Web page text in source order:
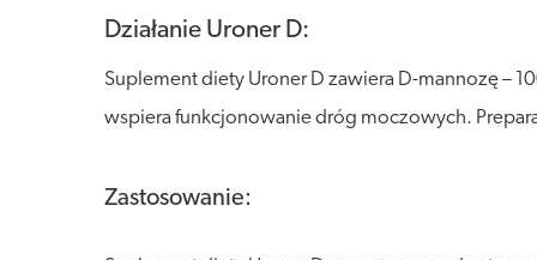
Działanie Uroner D:
Suplement diety Uroner D zawiera D-mannozę –
wspiera funkcjonowanie dróg moczowych.
Zastosowanie: